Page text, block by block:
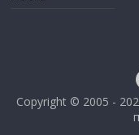
Copyright © 2005 -